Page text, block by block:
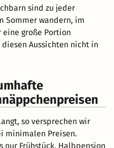
sind zu jeder
Sommer wandern, im
große Portion
Aussichten nicht in
so versprechen wir
minimalen Preisen.
nur Frühstück, Halbpension